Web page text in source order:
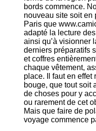
bords commence.
nouveau site soit en
Paris que
adapté la lecture
ainsi qu’à visionner
derniers préparatifs
et coffres
chaque vêtement,
place. Il faut en effet
bouge, que tout soit
de choses pour y
ou rarement de cet
Mais que faire de
voyage commence